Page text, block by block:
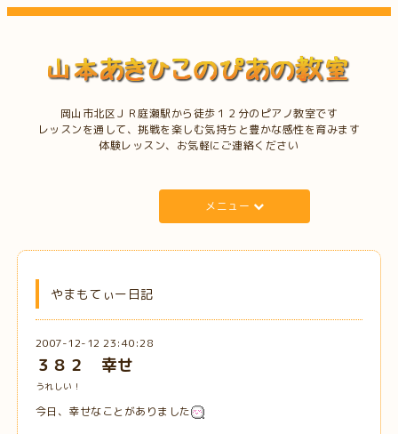
岡山市北区ＪＲ庭瀬駅から徒歩１２分のピアノ教室です
レッスンを通して、挑戦を楽しむ気持ちと豊かな感性を育みます
体験レッスン、お気軽にご連絡ください
メニュー
やまもてぃー日記
2007-12-12 23:40:28
３８２ 幸せ
うれしい！
今日、幸せなことがありました